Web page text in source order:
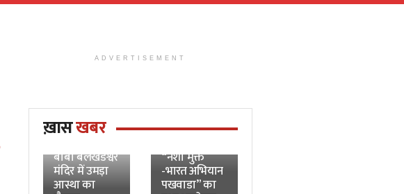
ADVERTISEMENT
ख़ासखबर
बाबा बलखंडेश्वर
मंदिर में उमड़ा
आस्था का
रज्जू भय्या)
“नशा मुक्त
-भारत अभियान
पखवाडा” का